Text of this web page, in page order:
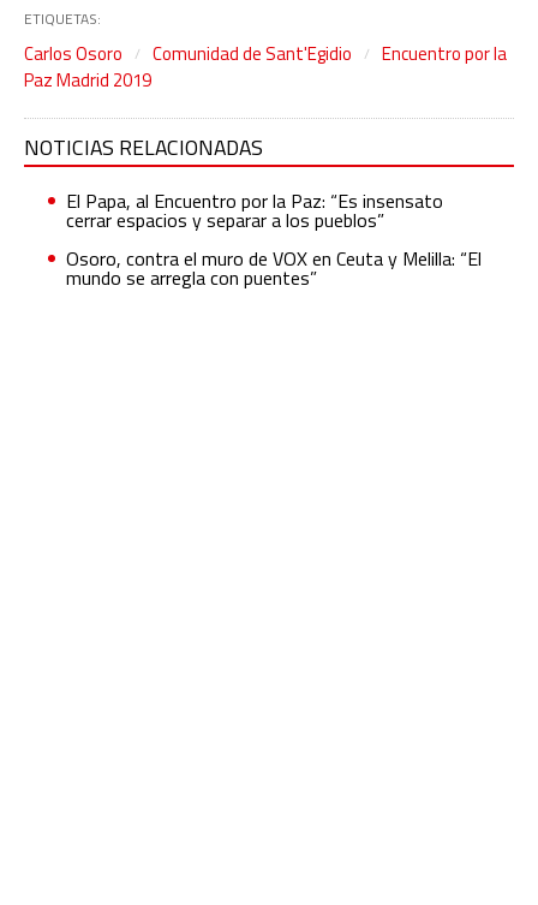
ETIQUETAS:
Carlos Osoro Comunidad de Sant'Egidio
Encuentro por la
Paz Madrid 2019
NOTICIAS RELACIONADAS
El Papa, al Encuentro por la Paz: “Es insensato
cerrar espacios y separar a los pueblos”
Osoro, contra el muro de VOX en Ceuta y Melilla: “El
mundo se arregla con puentes”